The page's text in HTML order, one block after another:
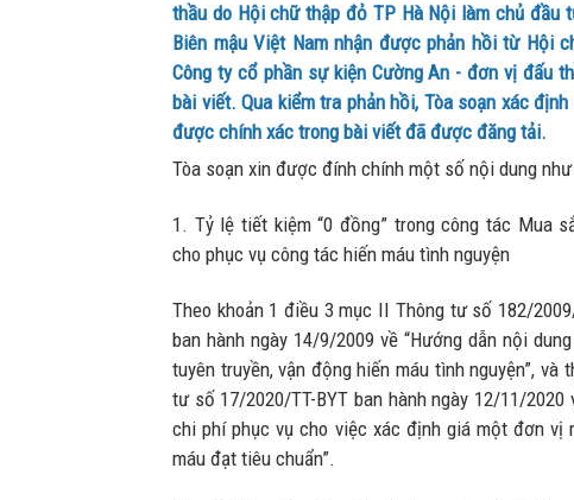
thầu do Hội chữ thập đỏ TP Hà Nội làm chủ đầu
Biên mậu Việt Nam nhận được phản hồi từ Hội
Công ty cổ phần sự kiện Cường An - đơn vị đấu
bài viết. Qua kiểm tra phản hồi, Tòa soạn xác
được chính xác trong bài viết đã được đăng tải.
Tòa soạn xin được đính chính một số nội dung như
1. Tỷ lệ tiết kiệm “0 đồng” trong công tác Mua
cho phục vụ công tác hiến máu tình nguyện
Theo khoản 1 điều 3 mục II Thông tư số 182/
ban hành ngày 14/9/2009 về “Hướng dẫn nội
tuyên truyền, vận động hiến máu tình nguyện”, và
tư số 17/2020/TT-BYT ban hành ngày 12/11/2020
chi phí phục vụ cho việc xác định giá một đơn vị
máu đạt tiêu chuẩn”.